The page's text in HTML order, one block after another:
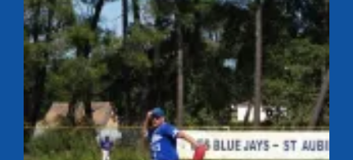
French Summer League